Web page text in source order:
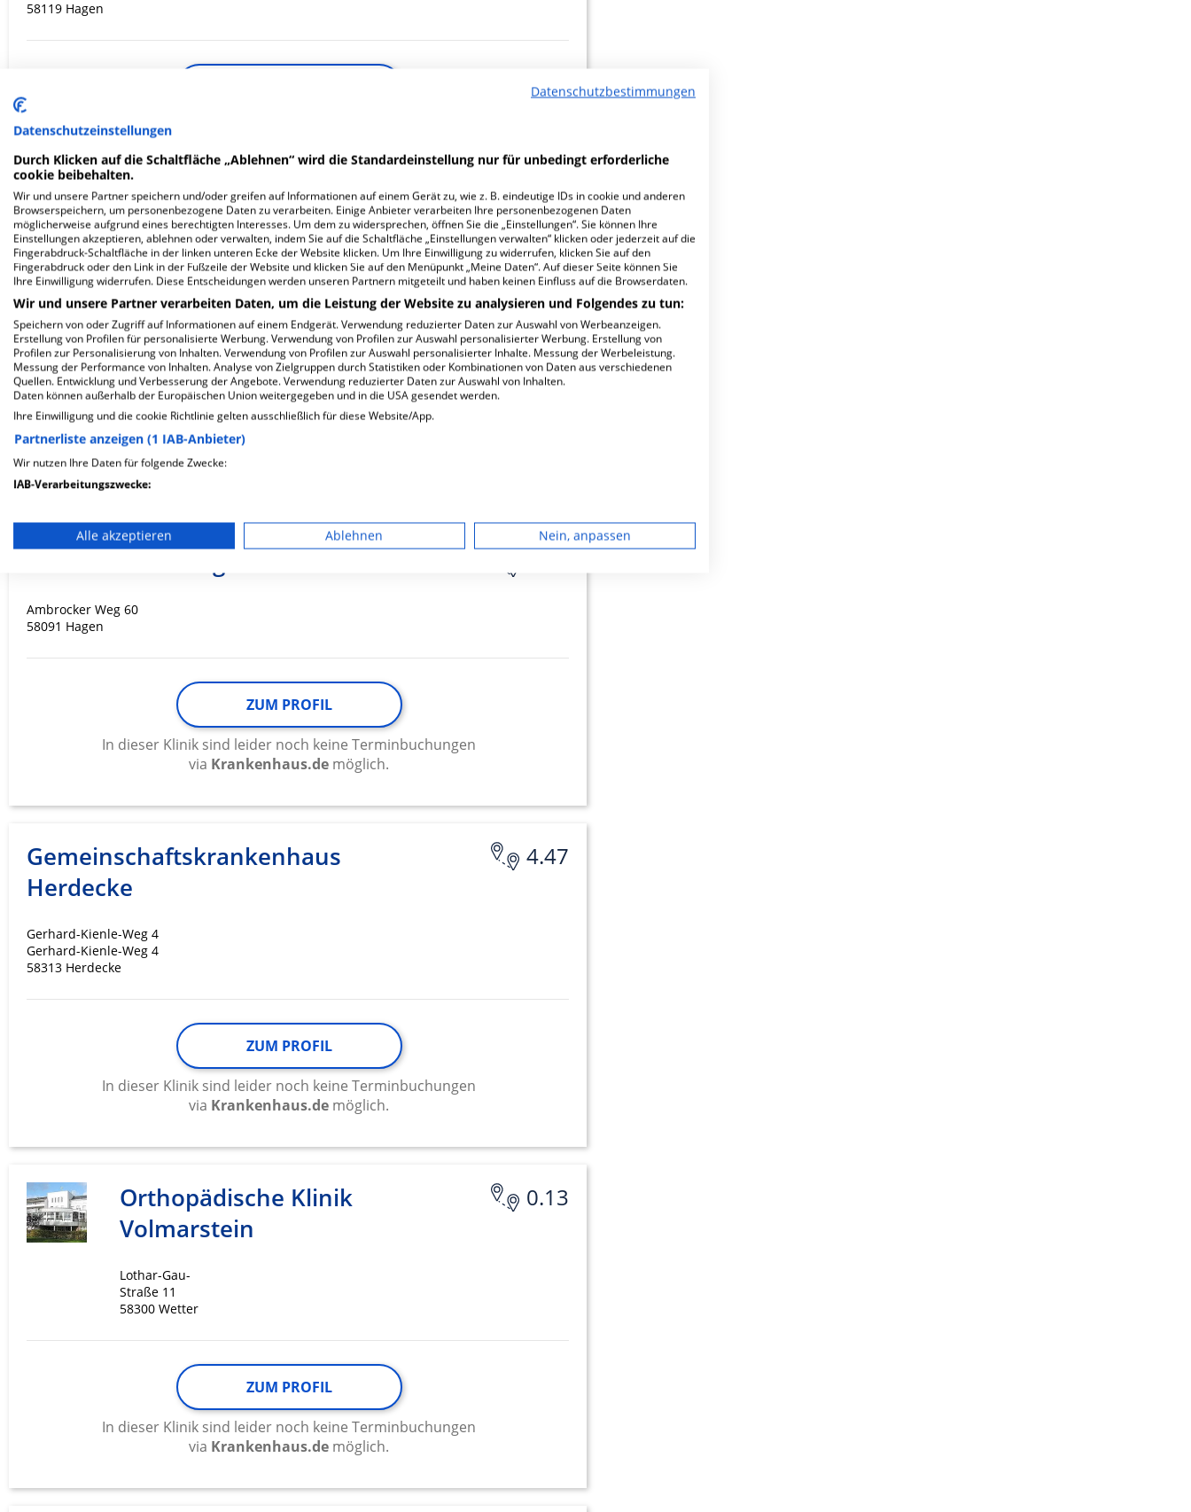
58119 Hagen
In dieser Klinik sind leider noch keine Terminbuchungen
1.35
Ev. Krankenhaus Elsey in
Hohenlimburg gGmbH
Iserlohner Straße 43
58119 Hagen
ZUM PROFIL
In dieser Klinik sind leider noch keine Terminbuchungen
viaKrankenhaus.de
Ambrocker Weg 60
58091 Hagen
ZUM PROFIL
In dieser Klinik sind leider noch keine Terminbuchungen
via Krankenhaus.de möglich.
4.47
Gemeinschaftskrankenhaus
Herdecke
Gerhard-Kienle-Weg 4
Gerhard-Kienle-Weg 4
58313 Herdecke
ZUM PROFIL
In dieser Klinik sind leider noch keine Terminbuchungen
via Krankenhaus.de möglich.
0.13
Orthopädische Klinik
Volmarstein
Lothar-Gau-
Straße 11
58300 Wetter
ZUM PROFIL
In dieser Klinik sind leider noch keine Terminbuchungen
via Krankenhaus.de möglich.
Datenschutzbestimmungen
Datenschutzeinstellungen
Durch Klicken auf die Schaltfläche „Ablehnen“ wird die Standardeinstellung nur für unbedingt erforderliche
cookie beibehalten.
Wir und unsere Partner speichern und/oder greifen auf Informationen auf einem Gerät zu, wie z. B. eindeutige IDs in cookie und anderen
Browserspeichern, um personenbezogene Daten zu verarbeiten. Einige Anbieter verarbeiten Ihre personenbezogenen Daten
möglicherweise aufgrund eines berechtigten Interesses. Um dem zu widersprechen, öffnen Sie die „Einstellungen“. Sie können Ihre
Einstellungen akzeptieren, ablehnen oder verwalten, indem Sie auf die Schaltfläche „Einstellungen verwalten“ klicken oder jederzeit auf die
Fingerabdruck-Schaltfläche in der linken unteren Ecke der Website klicken. Um Ihre Einwilligung zu widerrufen, klicken Sie auf den
Fingerabdruck oder den Link in der Fußzeile der Website und klicken Sie auf den Menüpunkt „Meine Daten“. Auf dieser Seite können Sie
Ihre Einwilligung widerrufen. Diese Entscheidungen werden unseren Partnern mitgeteilt und haben keinen Einfluss auf die Browserdaten.
Wir und unsere Partner verarbeiten Daten, um die Leistung der Website zu analysieren und Folgendes zu tun:
Speichern von oder Zugriff auf Informationen auf einem Endgerät. Verwendung reduzierter Daten zur Auswahl von Werbeanzeigen.
Erstellung von Profilen für personalisierte Werbung. Verwendung von Profilen zur Auswahl personalisierter Werbung. Erstellung von
Profilen zur Personalisierung von Inhalten. Verwendung von Profilen zur Auswahl personalisierter Inhalte. Messung der Werbeleistung.
Messung der Performance von Inhalten. Analyse von Zielgruppen durch Statistiken oder Kombinationen von Daten aus verschiedenen
Quellen. Entwicklung und Verbesserung der Angebote. Verwendung reduzierter Daten zur Auswahl von Inhalten.
Daten können außerhalb der Europäischen Union weitergegeben und in die USA gesendet werden.
Ihre Einwilligung und die cookie Richtlinie gelten ausschließlich für diese Website/App.
Partnerliste anzeigen (1 IAB-Anbieter)
Wir nutzen Ihre Daten für folgende Zwecke:
IAB-Verarbeitungszwecke:
Verwendung reduzierter Daten zur Auswahl von Werbeanzeigen
Verwendung von Profilen zur Auswahl personalisierter Werbung
Erstellung von Profilen zur Personalisierung von Inhalten
Verwendung von Profilen zur Auswahl personalisierter Inhalte
Messung der Werbeleistung
Messung der Performance von Inhalten
Analyse von Zielgruppen durch Statistiken oder Kombinationen von Daten aus
Entwicklung und Verbesserung der Angebote
Verwendung reduzierter Daten zur Auswahl von Inhalten
Verwendung genauer Standortdaten
Werbung
Alle akzeptieren Ablehnen Nein, anpassen